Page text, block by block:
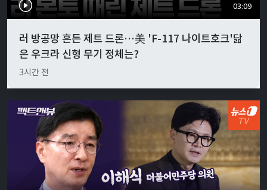
03:09
러 방공망 흔든 제트 드론…美 'F-117 나이트호크'닮
은 우크라 신형 무기 정체는?
3시간 전